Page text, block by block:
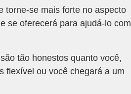
torne-se mais forte no aspecto
se oferecerá para ajudá-lo com
tão honestos quanto você,
flexível ou você chegará a um